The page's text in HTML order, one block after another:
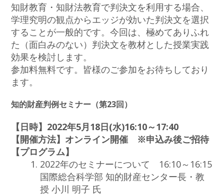
知財教育・知財法教育で判決文を利用する場合、
学理究明の観点からエッジが効いた判決文を選択
することが一般的です。今回は、極めてありふれ
た（面白みのない）判決文を教材とした授業実践
効果を検討します。
参加料無料です。皆様のご参加をお待ちしており
ます。
知的財産判例セミナー（第23回）
【日時】2022年5月18日(水)16:10～17:40
【開催方法】オンライン開催 ※申込み後ご招待
【プログラム】
2022年のセミナーについて 16:10～16:15
国際総合科学部 知的財産センター長・教
授 小川 明子 氏